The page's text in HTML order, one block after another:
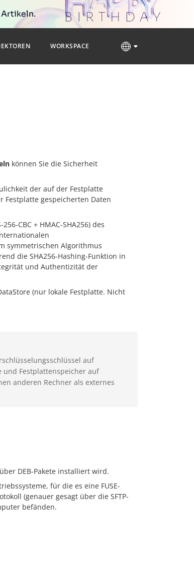
WORKSPACE
können Sie die Sicherheit
der auf der Festplatte
Festplatte gespeicherten Daten
CBC + HMAC-SHA256) des
symmetrischen Algorithmus
die SHA256-Hashing-Funktion in
und Authentizität der
(nur lokale Festplatte. Nicht
auf
und Festplattenspeicher auf
anderen Rechner als externes
DEB-Pakete installiert wird.
für die es eine FUSE-
(genauer gesagt über die SFTP-
befänden.